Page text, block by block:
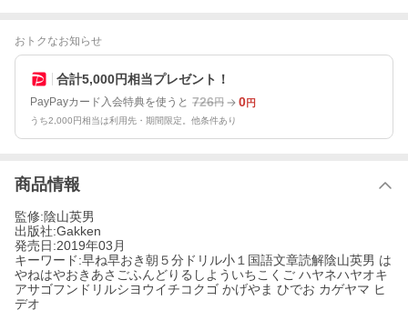
おトクなお知らせ
合計5,000円相当プレゼント！
PayPayカード入会特典を使うと 726円 0円
うち2,000円相当は利用先・期間限定。他条件あり
商品情報
監修:陰山英男
出版社:Gakken
発売日:2019年03月
キーワード:早ね早おき朝５分ドリル小１国語文章読解陰山英男 は
やねはやおきあさごふんどりるしよういちこくご ハヤネハヤオキ
アサゴフンドリルシヨウイチコクゴ かげやま ひでお カゲヤマ ヒ
デオ